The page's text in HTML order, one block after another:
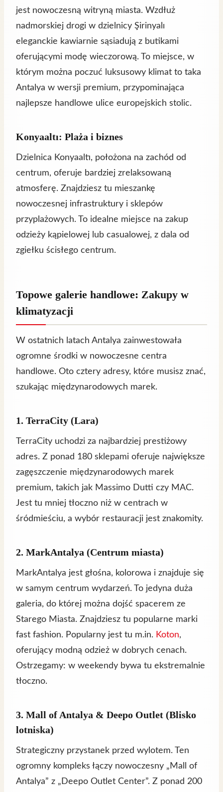
jest nowoczesną witryną miasta. Wzdłuż
nadmorskiej drogi w dzielnicy Şirinyalı
eleganckie kawiarnie sąsiadują z butikami
oferującymi modę wieczorową. To miejsce, w
którym można poczuć luksusowy klimat to taka
Antalya w wersji premium, przypominająca
najlepsze handlowe ulice europejskich stolic.
Konyaaltı: Plaża i biznes
Dzielnica Konyaaltı, położona na zachód od
centrum, oferuje bardziej zrelaksowaną
atmosferę. Znajdziesz tu mieszankę
nowoczesnej infrastruktury i sklepów
przyplażowych. To idealne miejsce na zakup
odzieży kąpielowej lub casualowej, z dala od
zgiełku ścisłego centrum.
Topowe galerie handlowe: Zakupy w
klimatyzacji
W ostatnich latach Antalya zainwestowała
ogromne środki w nowoczesne centra
handlowe. Oto cztery adresy, które musisz znać,
szukając międzynarodowych marek.
1. TerraCity (Lara)
TerraCity uchodzi za najbardziej prestiżowy
adres. Z ponad 180 sklepami oferuje największe
zagęszczenie międzynarodowych marek
premium, takich jak Massimo Dutti czy MAC.
Jest tu mniej tłoczno niż w centrach w
śródmieściu, a wybór restauracji jest znakomity.
2. MarkAntalya (Centrum miasta)
MarkAntalya jest głośna, kolorowa i znajduje się
w samym centrum wydarzeń. To jedyna duża
galeria, do której można dojść spacerem ze
Starego Miasta. Znajdziesz tu popularne marki
fast fashion. Popularny jest tu m.in. Koton,
oferujący modną odzież w dobrych cenach.
Ostrzegamy: w weekendy bywa tu ekstremalnie
tłoczno.
3. Mall of Antalya & Deepo Outlet (Blisko
lotniska)
Strategiczny przystanek przed wylotem. Ten
ogromny kompleks łączy nowoczesny „Mall of
Antalya” z „Deepo Outlet Center”. Z ponad 200